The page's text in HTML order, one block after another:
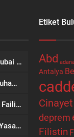
Momentur Tourism & Travel, Dubai Turizminde Güçlü Operasyon Ağıyla Fark Yaratıyor
Erdoğan, Suudi Arabistan’da Muhammed Bin Selman ve Şahbaz Şerif ile Görüşecek
Bakan Gürlek: Suç Örgütleri ve Faili Meçhul Dosyalarda Taviz Yok
Trump’tan ‘Doğum Turizmi’ne Yasak: İki Yeni Kararname İmzaladı
Etiket
Abd
Antalya
Cinayet
deprem
Filistin